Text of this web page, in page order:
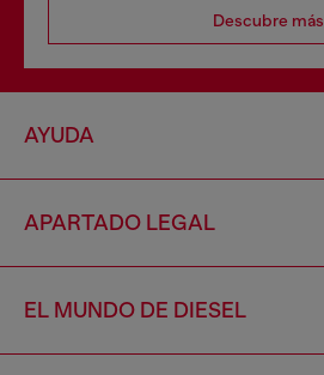
Descubre más
AYUDA
APARTADO LEGAL
EL MUNDO DE DIESEL